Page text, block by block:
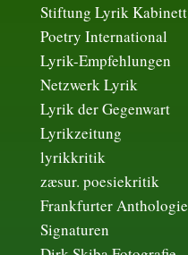
Stiftung Lyrik Kabinett
Poetry International
Lyrik-Empfehlungen
Netzwerk Lyrik
Lyrik der Gegenwart
Lyrikzeitung
lyrikkritik
zæsur. poesiekritik
Frankfurter Anthologie
Signaturen